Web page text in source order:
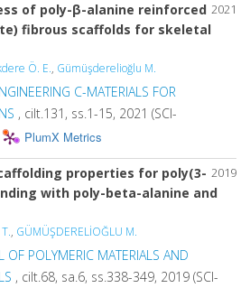
2021
of poly-β-alanine reinforced
fibrous scaffolds for skeletal
Ö. E., Gümüşderelioğlu M.
C-MATERIALS FOR
, cilt.131, ss.1-15, 2021 (SCI-
PlumX Metrics
2019
properties for poly(3-
with poly-beta-alanine and
, GÜMÜŞDERELİOĞLU M.
OF POLYMERIC MATERIALS AND
, cilt.68, sa.6, ss.338-349, 2019 (SCI-